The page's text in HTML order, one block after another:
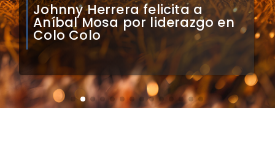
Claudio Bravo analiza
impacto de arquero
caboverdiano en Colo Colo